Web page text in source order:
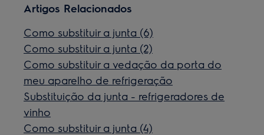
Artigos Relacionados
Como substituir a junta (6)
Como substituir a junta (2)
Como substituir a vedação da porta do
meu aparelho de refrigeração
Substituição da junta - refrigeradores de
vinho
Como substituir a junta (4)